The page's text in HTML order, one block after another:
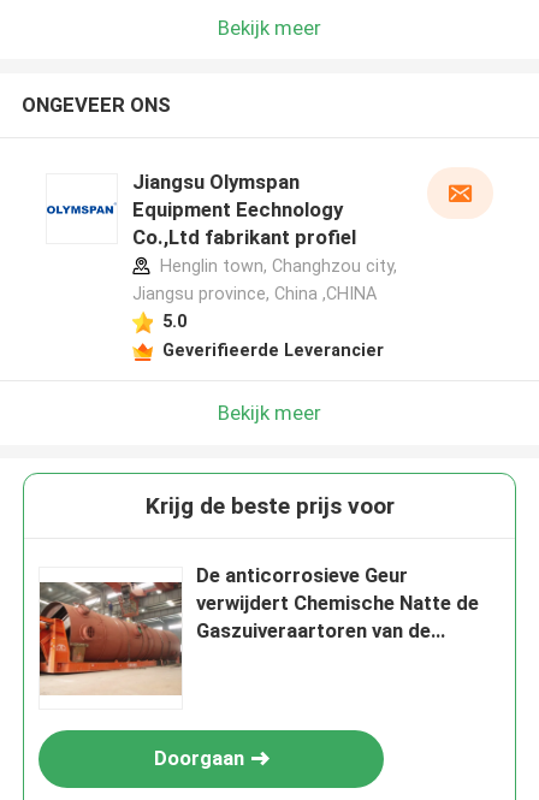
Bekijk meer
ONGEVEER ONS
Jiangsu Olymspan
Equipment Eechnology
Co.,Ltd fabrikant profiel
Henglin town, Changhzou city,
Jiangsu province, China ,CHINA
5.0
Geverifieerde Leverancier
Bekijk meer
Krijg de beste prijs voor
De anticorrosieve Geur
verwijdert Chemische Natte de
Gaszuiveraartoren van de
Doorgaan